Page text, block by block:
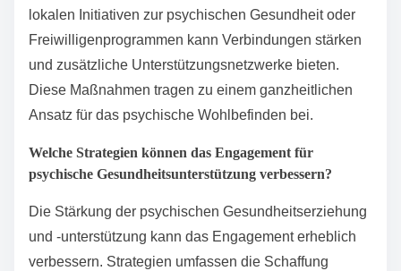
lokalen Initiativen zur psychischen Gesundheit oder
Freiwilligenprogrammen kann Verbindungen stärken
und zusätzliche Unterstützungsnetzwerke bieten.
Diese Maßnahmen tragen zu einem ganzheitlichen
Ansatz für das psychische Wohlbefinden bei.
Welche Strategien können das Engagement für
psychische Gesundheitsunterstützung verbessern?
Die Stärkung der psychischen Gesundheitserziehung
und -unterstützung kann das Engagement erheblich
verbessern. Strategien umfassen die Schaffung